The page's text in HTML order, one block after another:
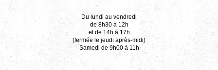
Du lundi au vendredi
de 8h30 à 12h
et de 14h à 17h
(fermée le jeudi après-midi)
Samedi de 9h00 à 11h